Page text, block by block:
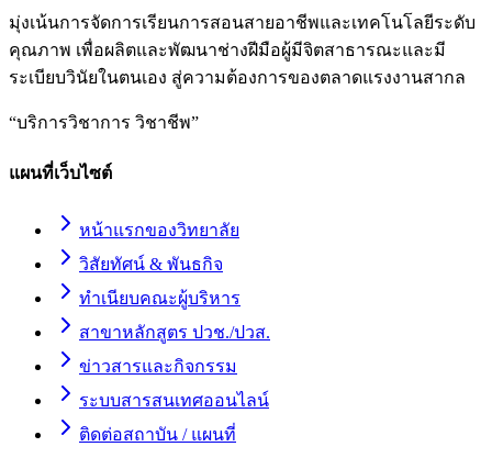
มุ่งเน้นการจัดการเรียนการสอนสายอาชีพและเทคโนโลยีระดับ
คุณภาพ เพื่อผลิตและพัฒนาช่างฝีมือผู้มีจิตสาธารณะและมี
ระเบียบวินัยในตนเอง สู่ความต้องการของตลาดแรงงานสากล
“บริการวิชาการ วิชาชีพ”
แผนที่เว็บไซต์
หน้าแรกของวิทยาลัย
วิสัยทัศน์ & พันธกิจ
ทำเนียบคณะผู้บริหาร
สาขาหลักสูตร ปวช./ปวส.
ข่าวสารและกิจกรรม
ระบบสารสนเทศออนไลน์
ติดต่อสถาบัน / แผนที่